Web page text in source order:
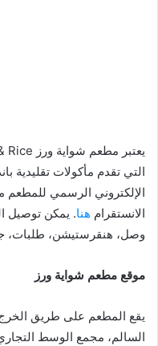
يعتبر مطعم شواية ورز Grill & Rice من
التي تقدم مأكولات تقليدية
الإلكتروني الرسمي للمطعم
الانستقرام هنا. يمكن توصيل
وصل، هنقرستيشن، طلبات،
موقع مطعم شواية ورز
يقع المطعم على طريق
السالم، مجمع الوسط